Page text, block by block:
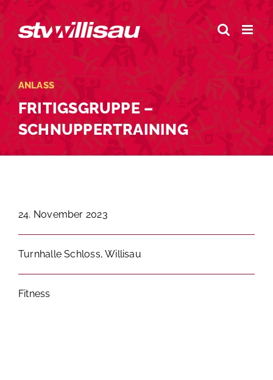
Zum
springen
ANLASS
FRITIGSGRUPPE –
SCHNUPPERTRAINING
24. November 2023
Turnhalle Schloss, Willisau
Fitness